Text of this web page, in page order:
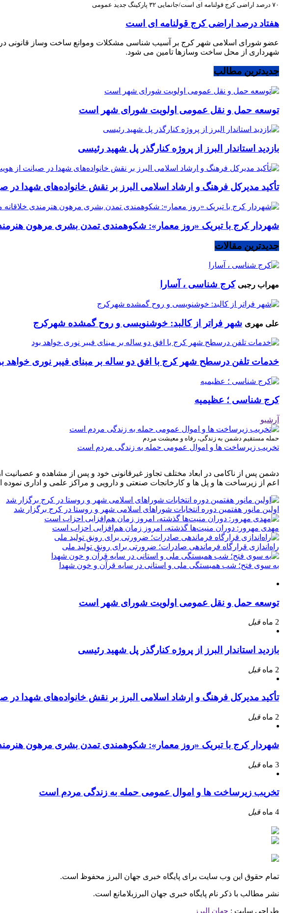
۷۰ درصد اراضی کرج قولنامه ای است/جانمایی ۳۲ پارکینگ جدید عمومی
هفتاد درصد اراضی کرج قولنامه ای است
عضو شورای اسلامی شهر کرج بر آسیب شناسی مشکلات وموانع ساخت وساز قانونی در
شهرداری از محل ساخت وسازها تامین می شود.
جدیدترین مطالب
توسعه حمل و نقل عمومی اولویت شورای شهر است
بازدید استاندار البرز از پروژه کنارگذر پل شهید رئیسی
تأکید مدیرکل فرهنگ و ارشاد اسلامی البرز بر نقش خانواده‌های شهدا
شهردار کرج با تبریک «روز معمار»: شکوهمندی تمدن بشری مرهون
جدیدترین مقالات
مهراب رجبی کرج شناسی ، آسارا
علی مهری شهر فراتر از کالبد: خوشنویسی و روح گمشده شهرکرج
خدمات تلفن درسطح شهر کرج با افق دو ساله بر مبنای فیبر نوری خواهد
کرج شناسی ؛ عظیمیه
آرشیو
حمله مستقیم دشمن به زندگی، رفاه و معیشت مردم
تخریب زیرساخت ها و اموال عمومی حمله به زندگی مردم است
دشمن پس از ناکامی در ابعاد مختلف تجاوز غیرقانونی خود و پس از مشاهده و عصبانیت
اعم از زیرساخت ها و پل ها و کارخانجات صنعتی و دارویی و مراکز علمی و اداری
اولین مانور هفتمین دوره انتخابات شوراهای اسلامی شهر و روستا در کرج برگزار شد
مهدی مهرور: دوران منیت‌ها گذشته، امروز زمان هم‌افزایی احزاب است
راه‌اندازی قرارگاه فرماندهی صادرات؛ ضرورتی برای رونق تولید ملی
به سوی فتح؛ شب همبستگی ملی و استانی در سایه قرآن و خون شهدا
توسعه حمل و نقل عمومی اولویت شورای شهر است
2 ماه قبل
بازدید استاندار البرز از پروژه کنارگذر پل شهید رئیسی
2 ماه قبل
تأکید مدیرکل فرهنگ و ارشاد اسلامی البرز بر نقش خانواده‌های شهدا
2 ماه قبل
شهردار کرج با تبریک «روز معمار»: شکوهمندی تمدن بشری مرهون
3 ماه قبل
تخریب زیرساخت ها و اموال عمومی حمله به زندگی مردم است
4 ماه قبل
تمام حقوق این وب سایت برای پایگاه خبری جهان البرز محفوظ است.
نشر مطالب با ذکر نام پایگاه خبری جهان البرزبلامانع است.
طراحی سایت : جهان البرز